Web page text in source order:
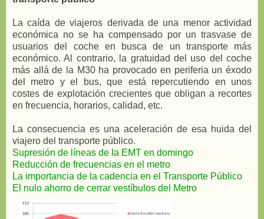
La caída de viajeros derivada de una menor actividad
económica no se ha compensado por un trasvase de
usuarios del coche en busca de un transporte más
económico. Al contrario, la gratuidad del uso del coche
más allá de la M30 ha provocado en periferia un éxodo
del metro y el bus, que está repercutiendo en unos
costes de explotación crecientes que obligan a recortes
en frecuencia, horarios, calidad, etc.
La consecuencia es una aceleración de esa huida del
viajero del transporte público.
Supresión de líneas de la EMT en domingo
Reducción de frecuencias en el metro
La importancia de la cadencia en el Transporte Público
El nulo ahorro de cerrar vestíbulos del Metro